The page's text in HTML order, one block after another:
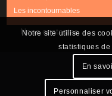
Les incontournables
Mentions légales
Nous contacter
Notre site utilise des
statistiques
En
Personnaliser